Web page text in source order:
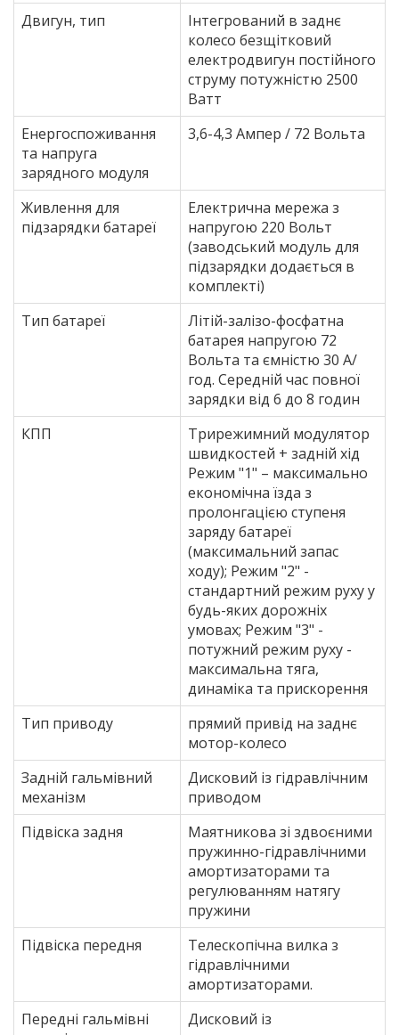
Двигун, тип
Інтегрований в заднє
колесо безщітковий
електродвигун постійного
струму потужністю 2500
Ватт
Енергоспоживання
та напруга
зарядного модуля
3,6-4,3 Ампер / 72 Вольта
Живлення для
підзарядки батареї
Електрична мережа з
напругою 220 Вольт
(заводський модуль для
підзарядки додається в
комплекті)
Тип батареї
Літій-залізо-фосфатна
батарея напругою 72
Вольта та ємністю 30 А/
год. Середній час повної
зарядки від 6 до 8 годин
КПП
Трирежимний модулятор
швидкостей + задній хід
Режим "1" – максимально
економічна їзда з
пролонгацією ступеня
заряду батареї
(максимальний запас
ходу); Режим "2" -
стандартний режим руху у
будь-яких дорожніх
умовах; Режим "3" -
потужний режим руху -
максимальна тяга,
динаміка та прискорення
Тип приводу
прямий привід на заднє
мотор-колесо
Задній гальмівний
механізм
Дисковий із гідравлічним
приводом
Підвіска задня
Маятникова зі здвоєними
пружинно-гідравлічними
амортизаторами та
регулюванням натягу
пружини
Підвіска передня
Телескопічна вилка з
гідравлічними
амортизаторами.
Передні гальмівні
Дисковий із